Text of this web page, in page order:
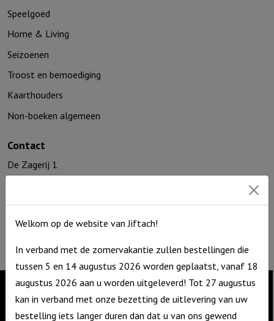
Speelgoed
Home & Living
Seizoenen
Troost en bemoediging
Kaarthouders
Non-boeken algemeen
Contact
De Zagerij 1
KVK nr: 60086041
BTW nr: NL8537.59.820.B01
Contact
Welkom op de website van Jiftach!
In verband met de zomervakantie zullen bestellingen die
tussen 5 en 14 augustus 2026 worden geplaatst, vanaf 18
augustus 2026 aan u worden uitgeleverd! Tot 27 augustus
kan in verband met onze bezetting de uitlevering van uw
bestelling iets langer duren dan dat u van ons gewend